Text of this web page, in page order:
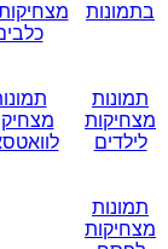
בתמונות
תמונות
מצחיקות
לילדים
תמונות
מצחיקות